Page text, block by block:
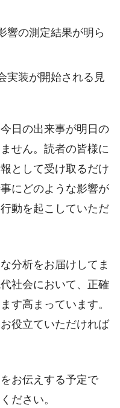
響の測定結果が明ら
実装が開始される見
日の出来事が明日の
せん。読者の皆様に
として受け取るだけ
にどのような影響が
動を起こしていただ
分析をお届けしてま
社会において、正確
す高まっています。
役立ていただければ
お伝えする予定で
ださい。